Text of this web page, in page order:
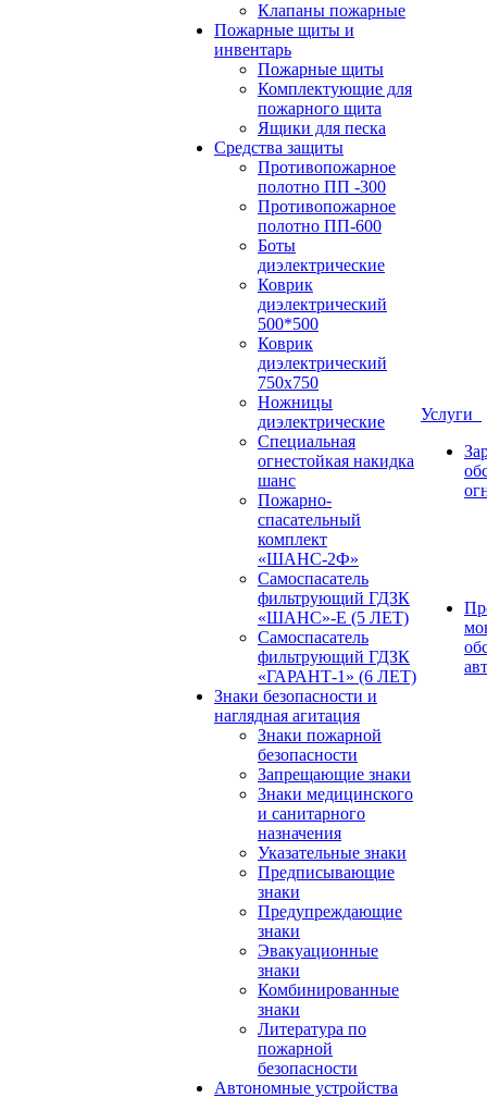
Клапаны пожарные
Пожарные щиты и
инвентарь
Пожарные щиты
Комплектующие для
пожарного щита
Ящики для песка
Средства защиты
Противопожарное
полотно ПП -300
Противопожарное
полотно ПП-600
Боты
диэлектрические
Коврик
диэлектрический
500*500
Коврик
диэлектрический
750х750
Ножницы
диэлектрические
Специальная
огнестойкая накидка
шанс
Пожарно-
спасательный
комплект
«ШАНС-2Ф»
Самоспасатель
фильтрующий ГДЗК
«ШАНС»-Е (5 ЛЕТ)
Самоспасатель
фильтрующий ГДЗК
«ГАРАНТ-1» (6 ЛЕТ)
Знаки безопасности и
наглядная агитация
Знаки пожарной
безопасности
Запрещающие знаки
Знаки медицинского
и санитарного
назначения
Указательные знаки
Предписывающие
знаки
Предупреждающие
знаки
Эвакуационные
знаки
Комбинированные
знаки
Литература по
пожарной
безопасности
Автономные устройства
Услуги